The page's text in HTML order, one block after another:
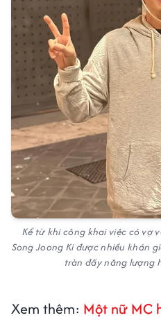
Kể từ khi công khai việc có vợ
Song Joong Ki được nhiều khán
tràn đầy năng lượng
Xem thêm: Một nữ MC